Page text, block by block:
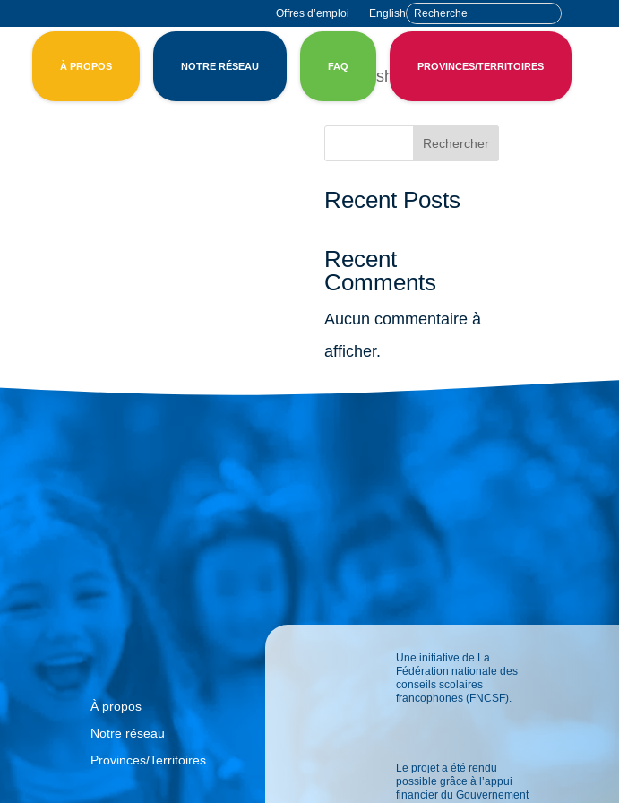
Offres d’emploi English
À PROPOS NOTRE RÉSEAU FAQ PROVINCES/TERRITOIRES
English
Rechercher
Recent Posts
Recent
Comments
Aucun commentaire à
afficher.
À propos
Notre réseau
Provinces/Territoires
Une initiative de La
Fédération nationale des
conseils scolaires
francophones (FNCSF).
Le projet a été rendu
possible grâce à l’appui
financier du Gouvernement